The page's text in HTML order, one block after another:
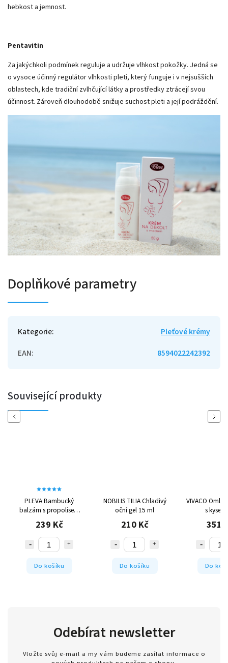
hebkost a jemnost.
Pentavitin
Za jakýchkoli podmínek reguluje a udržuje vlhkost pokožky. Jedná se
o vysoce účinný regulátor vlhkosti pleti, který funguje i v nejsušších
oblastech, kde tradiční zvlhčující látky a prostředky ztrácejí svou
účinnost. Zároveň dlouhodobě snižuje suchost pleti a její podráždění.
Doplňkové parametry
Kategorie:
Pleťové krémy
EAN: 8594022242392
Související produkty
Previous
PLEVA Bambucký
balzám s propolisem
30 g
239 Kč
Do košíku
NOBILIS TILIA Chladivý
oční gel 15 ml
210 Kč
Do košíku
VIVACO
s
351
Do
Next
Odebírat newsletter
Vložte svůj e-mail a my vám budeme zasílat informace o